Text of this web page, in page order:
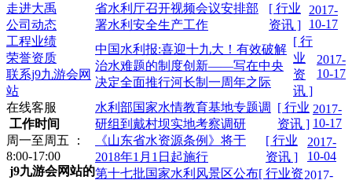
走进大禹
公司动态
工程业绩
荣誉资质
联系j9九游会网
站
在线客服
工作时间
周一至周五 ：
8:00-17:00
j9九游会网站的
省水利厅召开视频会议安排部
署水利安全生产工作
[ 行业
资讯 ]
2017-
10-17
中国水利报:喜迎十九大！有效破解
治水难题的制度创新——写在中央
决定全面推行河长制一周年之际
[ 行
业
资
讯 ]
2017-
10-17
水利部国家水情教育基地专题调
研组到戴村坝实地考察调研
[ 行业
资讯 ]
2017-
10-17
《山东省水资源条例》将于
2018年1月1日起施行
[ 行业
资讯 ]
2017-
10-04
第十七批国家水利风景区公布[ 行业资2017-